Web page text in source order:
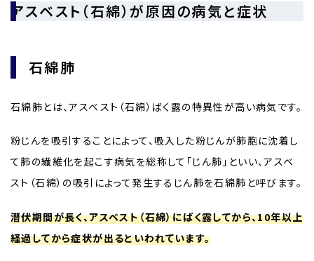
アスベスト（石綿）が原因の病気と症状
石綿肺
石綿肺とは、アスベスト（石綿）ばく露の特異性が高い病気です。
粉じんを吸引することによって、吸入した粉じんが肺胞に沈着し
て肺の繊維化を起こす病気を総称して「じん肺」といい、アスベ
スト（石綿）の吸引によって発生するじん肺を石綿肺と呼びます。
潜伏期間が長く、アスベスト（石綿）にばく露してから、10年以上
経過してから症状が出るといわれています。